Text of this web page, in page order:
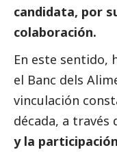
candidata, por
colaboración.
En este sentido,
el Banc dels
vinculación
década, a través
y la